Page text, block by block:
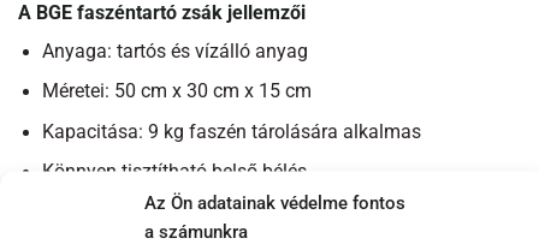
Az Ön adatainak védelme fontos
a számunkra
A BGE faszéntartó zsák jellemzői
Anyaga: tartós és vízálló anyag
Méretei: 50 cm x 30 cm x 15 cm
Kapacitása: 9 kg faszén tárolására alkalmas
Könnyen tisztítható belső bélés
Állítható vállpánt a kényelmes szállításhoz